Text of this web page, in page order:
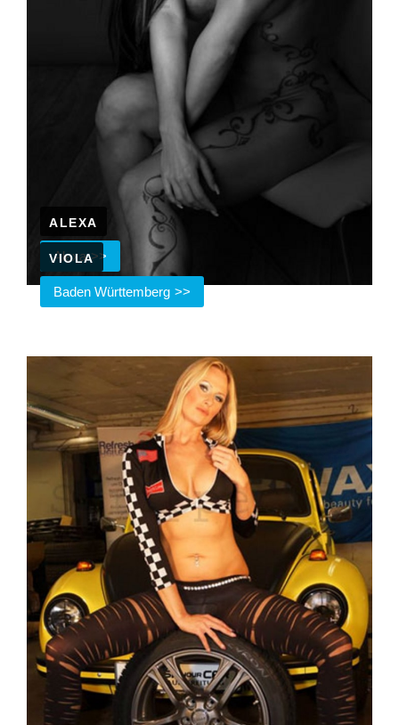
ALEXA
Alexa
VIOLA
Baden Württemberg